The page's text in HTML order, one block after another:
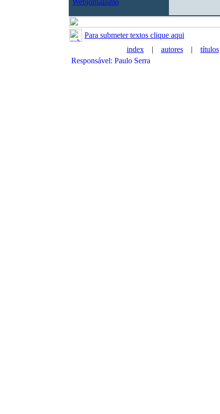
Webjornalismo
Para submeter textos clique aqui
index| autores| títulos